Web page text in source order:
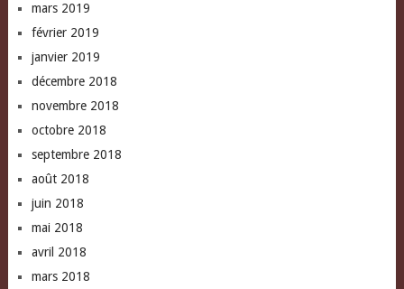
mars 2019
février 2019
janvier 2019
décembre 2018
novembre 2018
octobre 2018
septembre 2018
août 2018
juin 2018
mai 2018
avril 2018
mars 2018